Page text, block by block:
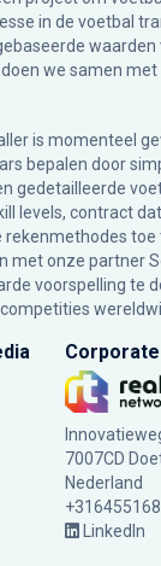
in de voetbal
waarden
we samen
is momenteel
bepalen door
gedetailleerde
levels, contract
toe
met onze partner
voorspelling te
7007CD
Nederland
LinkedIn